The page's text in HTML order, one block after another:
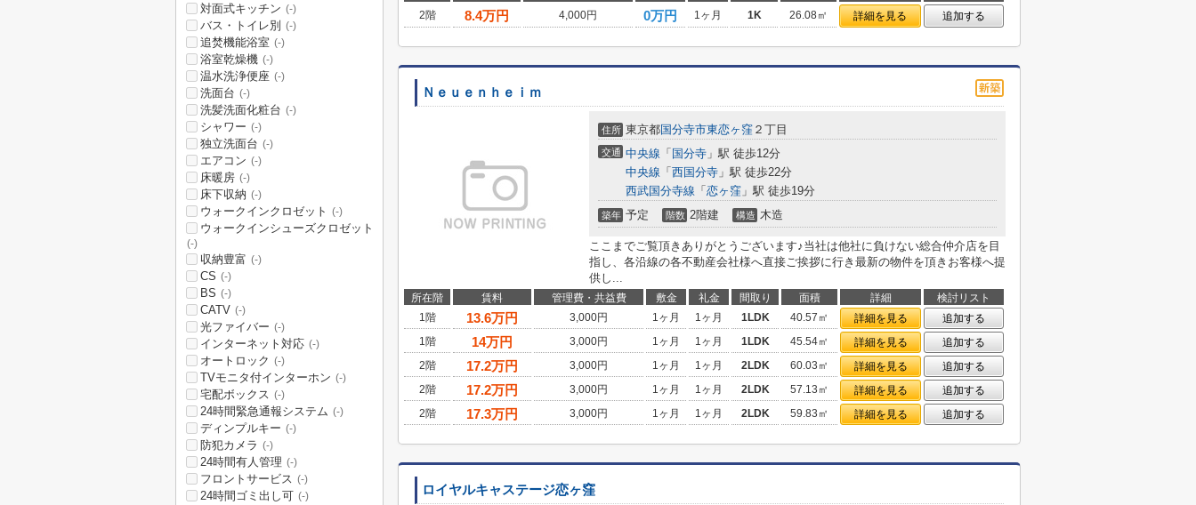
2階
8.4万円 4,000円 0万円 1ヶ月 1K 26.08㎡ 詳細を見る 追加する
Ｎｅｕｅｎｈｅｉｍ
住所 東京都国分寺市東恋ヶ窪 ２丁目
交通 中央線 「 国分寺 」駅 徒歩12分
中央線 「 西国分寺 」駅 徒歩22分
西武国分寺線 「 恋ヶ窪 」駅 徒歩19分
築年 予定 階数 2階建 構造 木造
ここまでご覧頂きありがとうございます♪当社は他社に負けない総合仲介店を目
指し、各沿線の各不動産会社様へ直接ご挨拶に行き最新の物件を頂きお客様へ提
供し...
所在階 賃料 管理費・共益費 敷金 礼金 間取り 面積 詳細
検討リスト
1階
13.6万円 3,000円 1ヶ月 1ヶ月 1LDK 40.57㎡ 詳細を見る
追加する
1階
14万円 3,000円 1ヶ月 1ヶ月 1LDK 45.54㎡ 詳細を見る
追加する
2階
17.2万円 3,000円 1ヶ月 1ヶ月 2LDK 60.03㎡ 詳細を見る
追加する
2階
17.2万円 3,000円 1ヶ月 1ヶ月 2LDK 57.13㎡ 詳細を見る
追加する
2階
17.3万円 3,000円 1ヶ月 1ヶ月 2LDK 59.83㎡ 詳細を見る 追加する
ロイヤルキャステージ恋ヶ窪
対面式キッチン (-)
バス・トイレ別 (-)
追焚機能浴室 (-)
浴室乾燥機 (-)
温水洗浄便座 (-)
洗面台 (-)
洗髪洗面化粧台 (-)
シャワー (-)
独立洗面台 (-)
エアコン (-)
床暖房 (-)
床下収納 (-)
ウォークインクロゼット (-)
ウォークインシューズクロゼット
(-)
収納豊富 (-)
CS (-)
BS (-)
CATV (-)
光ファイバー (-)
インターネット対応 (-)
オートロック (-)
TVモニタ付インターホン (-)
宅配ボックス (-)
24時間緊急通報システム (-)
ディンプルキー (-)
防犯カメラ (-)
24時間有人管理 (-)
フロントサービス (-)
24時間ゴミ出し可 (-)